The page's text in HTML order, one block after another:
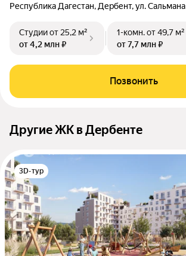
Республика Дагестан, Дербент, ул. Сальмана
Студииот 25,2 м²
от 4,2 млн ₽
1-комн.от 49,7 м²
от 7,7 млн ₽
Позвонить
Другие ЖК в Дербенте
3D-тур